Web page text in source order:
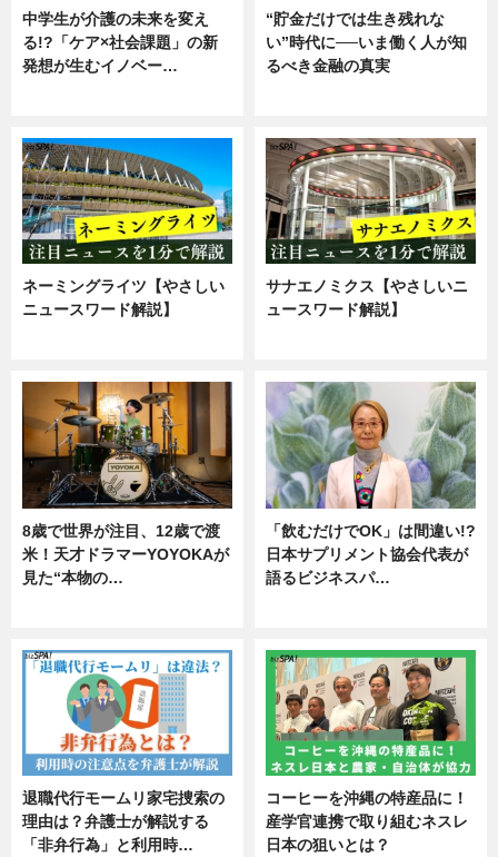
中学生が介護の未来を変え
る!?「ケア×社会課題」の新
発想が生むイノベー…
“貯金だけでは生き残れな
い”時代に──いま働く人が知
るべき金融の真実
ネーミングライツ【やさしい
ニュースワード解説】
サナエノミクス【やさしいニ
ュースワード解説】
8歳で世界が注目、12歳で渡
米！天才ドラマーYOYOKAが
見た“本物の…
「飲むだけでOK」は間違い!?
日本サプリメント協会代表が
語るビジネスパ…
退職代行モームリ家宅捜索の
理由は？弁護士が解説する
「非弁行為」と利用時…
コーヒーを沖縄の特産品に！
産学官連携で取り組むネスレ
日本の狙いとは？